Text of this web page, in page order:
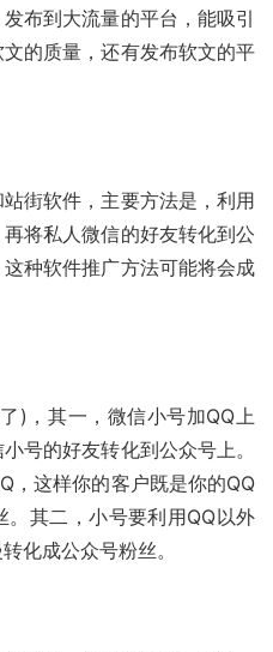
布到大流量的平台，能吸引
的质量，还有发布软文的平
街软件，主要方法是，利用
将私人微信的好友转化到公
种软件推广方法可能将会成
)，其一，微信小号加QQ上
号的好友转化到公众号上。
，这样你的客户既是你的QQ
其二，小号要利用QQ以外
化成公众号粉丝。